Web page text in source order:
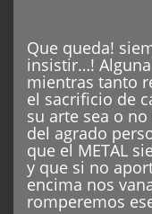
Que queda!
insistir…!
mientras tanto
el sacrificio de
su arte sea o
del agrado
que el METAL
y que si no
encima nos
romperemos